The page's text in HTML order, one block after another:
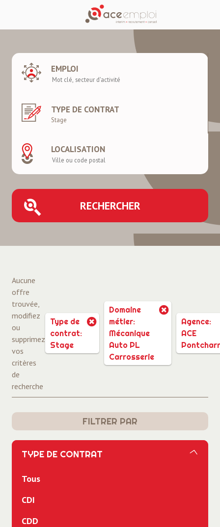
EMPLOI
TYPE DE CONTRAT
LOCALISATION
RECHERCHER
Aucune
offre
trouvée,
modifiez
ou
supprimez
vos
critères
de
recherche
Type de
contrat:
Stage
Domaine
métier:
Mécanique
Auto PL
Carrosserie
Agence:
ACE
FILTRER PAR
TYPE DE CONTRAT
Tous
CDI
CDD